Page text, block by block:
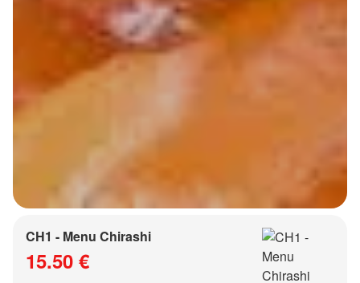
CH1 - Menu Chirashi
15.50 €